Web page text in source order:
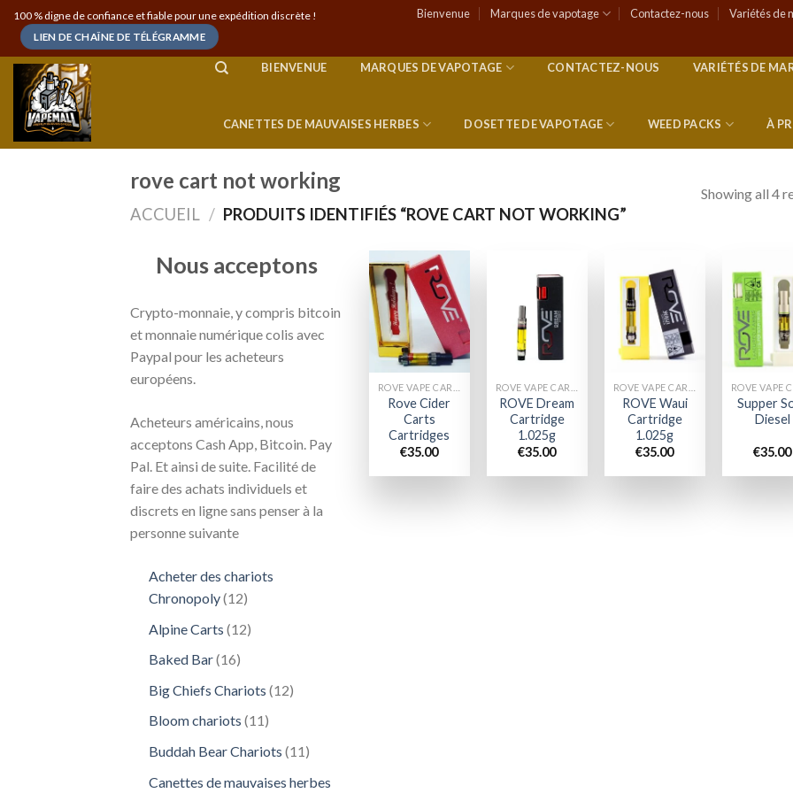
Skip
content
100 % digne de confiance et fiable pour une expédition discrète !
LIEN DE CHAÎNE DE TÉLÉGRAMME
Bienvenue Marques de vapotage Contactez-nous Variétés de
BIENVENUE MARQUES DE VAPOTAGE CONTACTEZ-NOUS VARIÉTÉS DE
CANETTES DE MAUVAISES HERBES DOSETTE DE VAPOTAGE WEED PACKS À
rove cart not working
ACCUEIL / PRODUITS IDENTIFIÉS “ROVE CART NOT WORKING”
Showing all 4
Nous acceptons
Crypto-monnaie, y compris bitcoin
et monnaie numérique colis avec
Paypal pour les acheteurs
européens.
Acheteurs américains, nous
acceptons Cash App, Bitcoin. Pay
Pal. Et ainsi de suite. Facilité de
faire des achats individuels et
discrets en ligne sans penser à la
personne suivante
Acheter des chariots
Chronopoly 1212
Alpine Carts 1212
Baked Bar 1616
Big Chiefs Chariots 1212
Bloom chariots 1111
Buddah Bear Chariots 1111
Canettes de mauvaises herbes
Add to
wishlist
Rove Cider
Carts
Cartridges
€35.00
Add to
wishlist
ROVE Dream
Cartridge
1.025g
€35.00
Add to
wishlist
ROVE Waui
Cartridge
1.025g
€35.00
Supper
Diesel
€35.00